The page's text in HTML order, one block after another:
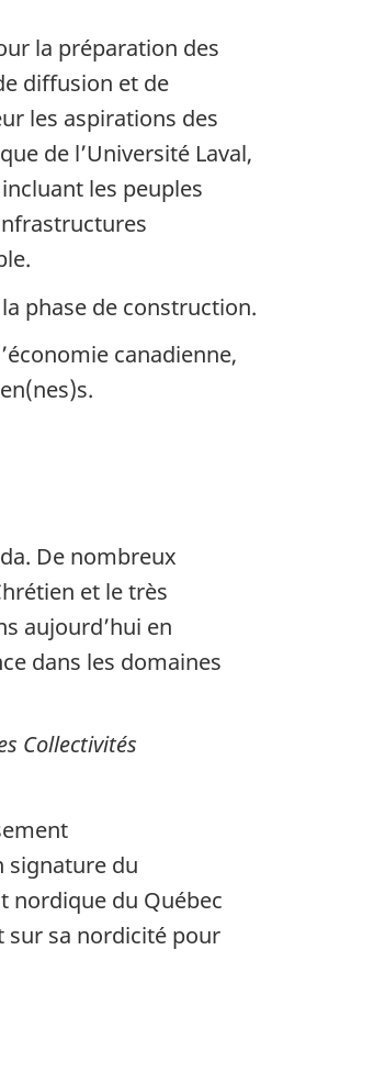
la préparation des
diffusion et de
les aspirations des
de l’Université Laval,
les peuples
phase de construction.
canadienne,
De nombreux
et le très
aujourd’hui en
dans les domaines
Collectivités
signature du
nordique du Québec
sur sa nordicité pour